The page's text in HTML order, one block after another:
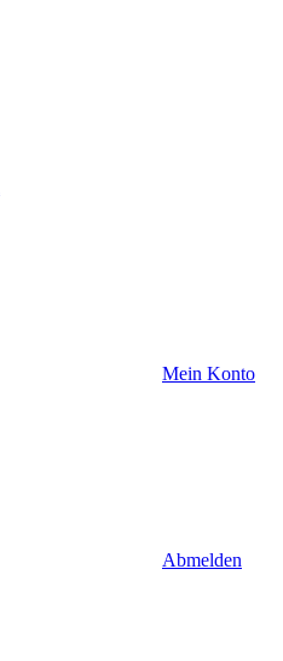
Mein Konto
Abmelden